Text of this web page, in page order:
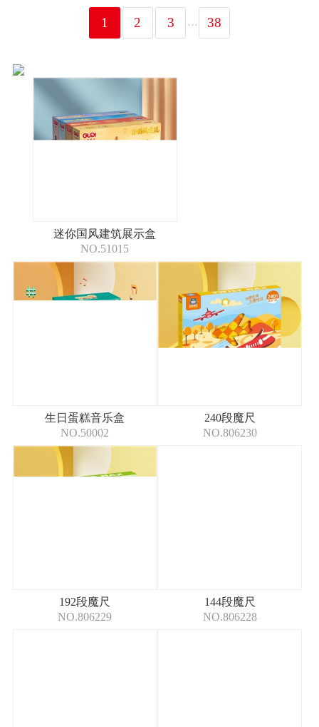
1 2 3 ... 38
迷你国风建筑展示盒
NO.51015
生日蛋糕音乐盒
NO.50002
240段魔尺
NO.806230
192段魔尺
NO.806229
144段魔尺
NO.806228